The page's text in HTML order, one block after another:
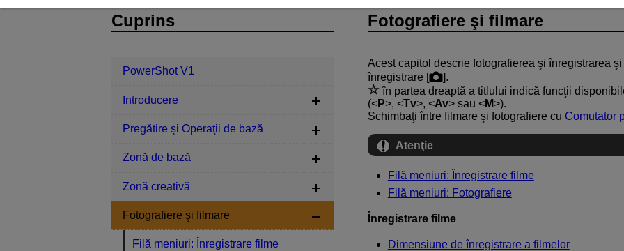
Fotografiere şi filmare
Acest capitol descrie fotografierea şi înregistrarea
înregistrare [
].
în partea dreaptă a titlului indică funcţii
(
P , Tv , Av sau M
).
Schimbaţi între filmare şi fotografiere cu Comutator
Atenţie
Filă meniuri: Înregistrare filme
Filă meniuri: Fotografiere
Înregistrare filme
Dimensiune de înregistrare a filmelor
Cuprins
PowerShot V1
Introducere
Pregătire şi Operaţii de bază
Zonă de bază
Zonă creativă
Fotografiere şi filmare
Filă meniuri: Înregistrare filme